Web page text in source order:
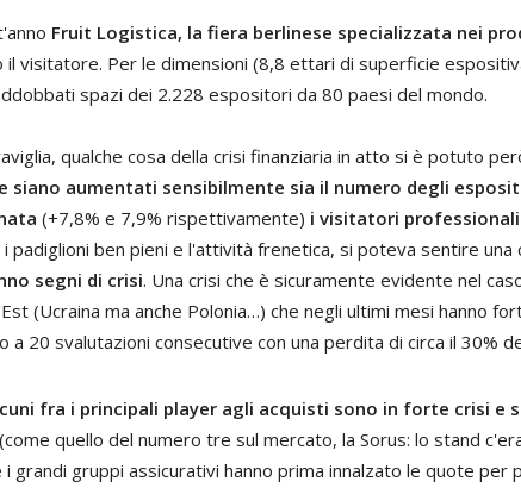
Fruit Logistica, la fiera berlinese specializzata nei
il visitatore. Per le dimensioni (8,8 ettari di superficie
spazi dei 2.228 espositori da 80 paesi del mondo.
qualche cosa della crisi finanziaria in atto si è potuto
siano aumentati sensibilmente sia il numero degli
(+7,8% e 7,9% rispettivamente) i visitatori
padiglioni ben pieni e l'attività frenetica, si poteva sentire una
segni di crisi. Una crisi che è sicuramente evidente nel
(Ucraina ma anche Polonia…) che negli ultimi mesi hanno
a 20 svalutazioni consecutive con una perdita di circa il 30%
fra i principali player agli acquisti sono in forte crisi e
(come quello del numero tre sul mercato, la Sorus: lo stand
grandi gruppi assicurativi hanno prima innalzato le quote per